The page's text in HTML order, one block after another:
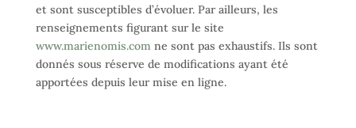
et sont susceptibles d’évoluer. Par ailleurs, les
renseignements figurant sur le site
www.marienomis.comne sont pas exhaustifs. Ils sont
donnés sous réserve de modifications ayant été
apportées depuis leur mise en ligne.